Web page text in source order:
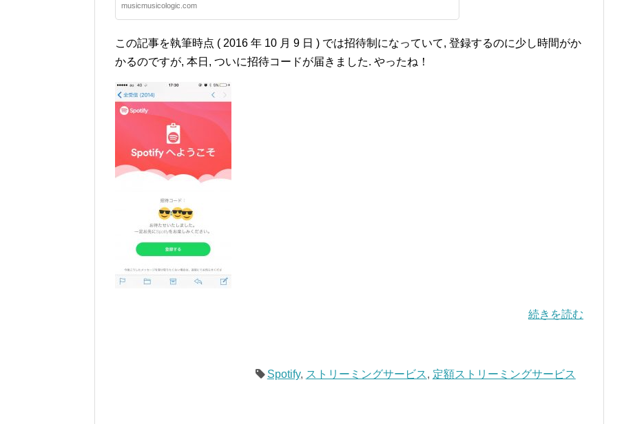
musicmusicologic.com
この記事を執筆時点 ( 2016 年 10 月 9 日 ) では招待制になっていて, 登録するのに少し時間がか
かるのですが, 本日, ついに招待コードが届きました. やったね！
続きを読む
Spotify, ストリーミングサービス, 定額ストリーミングサービス